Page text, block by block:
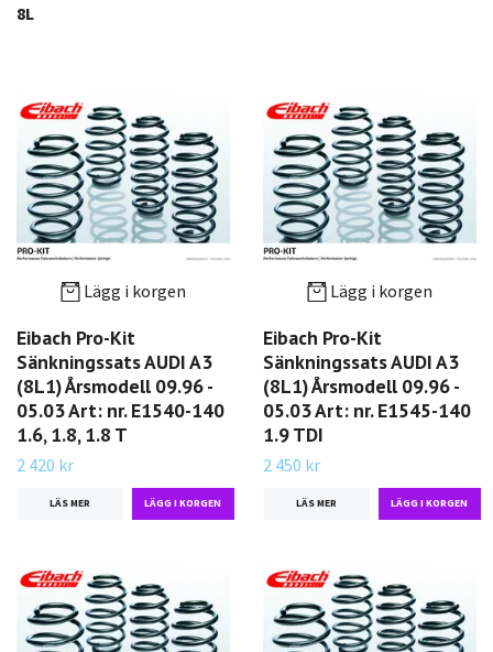
8L
Lägg i korgen
Eibach Pro-Kit
Sänkningssats AUDI A3
(8L1) Årsmodell 09.96 -
05.03 Art: nr. E1540-140
1.6, 1.8, 1.8 T
2 420 kr
LÄS MER
Lägg i korgen
Eibach Pro-Kit
Sänkningssats AUDI A3
(8L1) Årsmodell 09.96 -
05.03 Art: nr. E1545-140
1.9 TDI
2 450 kr
LÄS MER